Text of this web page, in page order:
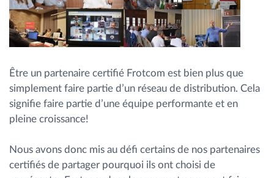
d'activité de flotte
Calculatrice d’économies
Être un partenaire certifié Frotcom est bien plus que
simplement faire partie d’un réseau de distribution. Cela
signifie faire partie d’une équipe performante et en
pleine croissance!
Nous avons donc mis au défi certains de nos partenaires
certifiés de partager pourquoi ils ont choisi de